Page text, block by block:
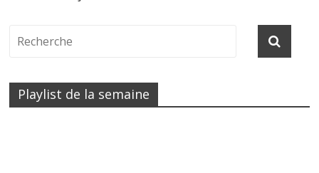
Playlist de la semaine